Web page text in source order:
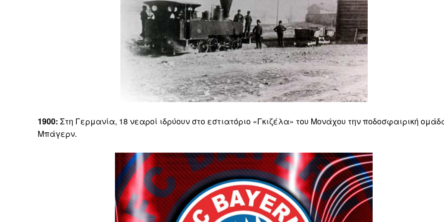
1900: Στη Γερμανία, 18 νεαροί ιδρύουν στο εστιατόριο «Γκιζέλα» του Μονάχου την ποδοσφαιρική
Μπάγερν.